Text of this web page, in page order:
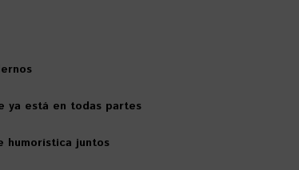
ya está en todas partes
humorística juntos